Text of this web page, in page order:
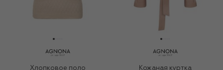
Хлопковое поло
Кожаная куртка